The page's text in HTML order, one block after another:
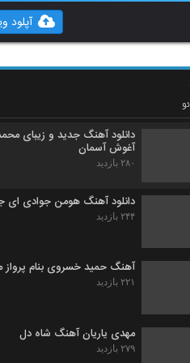
آپلود
Alireza Beyrami Negah
دانلود آهنگ جدید و زیبای
آغوش آسمان
۲۸۰ بازدید
دانلود آهنگ هومن جوادی ای
۲۴۴ بازدید
آهنگ حمید خسروی بنام پرواز
۲۲۱ بازدید
مهدی یاریان آهنگ شاه دل
۲۷۹ بازدید